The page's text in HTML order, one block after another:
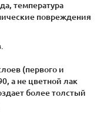
температура
повреждения
(первого и
а не цветной лак
более толстый